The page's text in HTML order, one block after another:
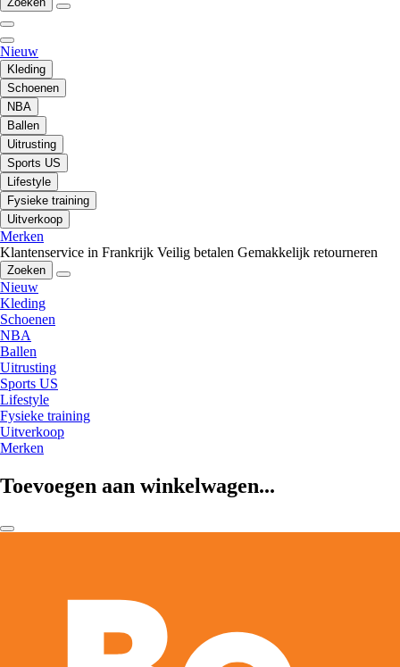
Nieuw
Kleding
Schoenen
NBA
Ballen
Uitrusting
Sports US
Lifestyle
Fysieke training
Uitverkoop
Merken
Klantenservice in Frankrijk Veilig betalen Gemakkelijk retourneren
Zoeken
Nieuw
Kleding
Schoenen
NBA
Ballen
Uitrusting
Sports US
Lifestyle
Fysieke training
Uitverkoop
Merken
Toevoegen aan winkelwagen...